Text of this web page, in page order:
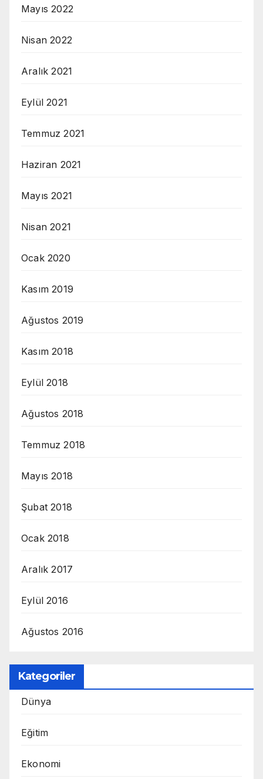
Mayıs 2022
Nisan 2022
Aralık 2021
Eylül 2021
Temmuz 2021
Haziran 2021
Mayıs 2021
Nisan 2021
Ocak 2020
Kasım 2019
Ağustos 2019
Kasım 2018
Eylül 2018
Ağustos 2018
Temmuz 2018
Mayıs 2018
Şubat 2018
Ocak 2018
Aralık 2017
Eylül 2016
Ağustos 2016
Kategoriler
Dünya
Eğitim
Ekonomi